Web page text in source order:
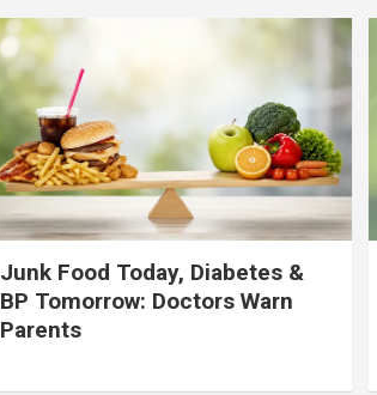
Junk Food Today, Diabetes &
BP Tomorrow: Doctors Warn
Parents